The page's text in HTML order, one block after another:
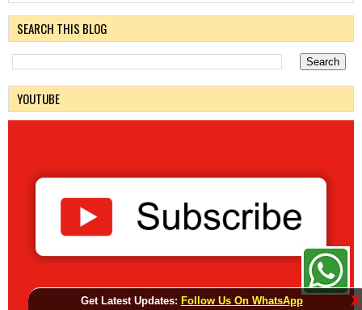
Get Latest Updates: Follow Us On WhatsApp X
SEARCH THIS BLOG
YOUTUBE